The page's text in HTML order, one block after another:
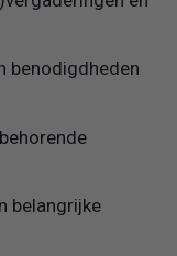
benodigdheden
belangrijke